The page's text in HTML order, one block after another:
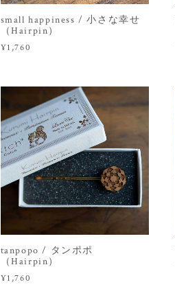
small happiness / 小さな幸せ
（Hairpin）
¥1,760
tanpopo / タンポポ
（Hairpin）
¥1,760